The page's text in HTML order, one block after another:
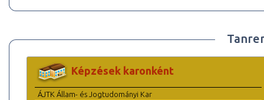
Képzések karonként
ÁJTK Állam- és Jogtudományi Kar